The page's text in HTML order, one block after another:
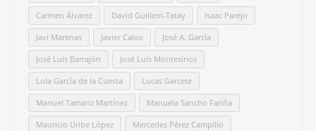
Carmen Álvarez David Guillem-Tatay Isaac Parejo
Javi Marenas Javier Calvo José A. García
José Luis Barrajón José Luis Montesinos
Lola García de la Cuesta Lucas Garcete
Manuel Tamariz Martínez Manuela Sancho Fariña
Mauricio Uribe López Mercedes Pérez Campillo